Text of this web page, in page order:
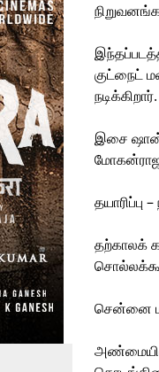
குட்நைட்
இசை ஷான்
தற்காலக்
சென்னை
அண்மையில்